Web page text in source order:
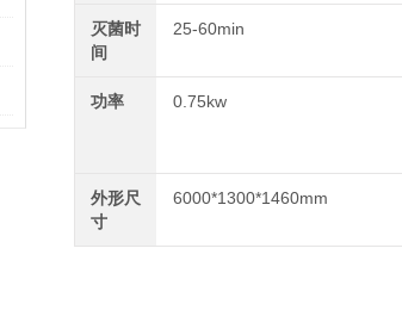
灭菌时
间
25-60min
功率 0.75kw
外形尺
寸
6000*1300*1460mm